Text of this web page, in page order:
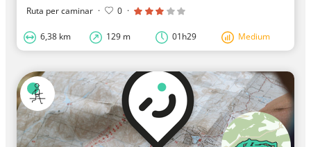
Ruta per caminar · 0 ·
6,38 km 129 m 01h29 Medium